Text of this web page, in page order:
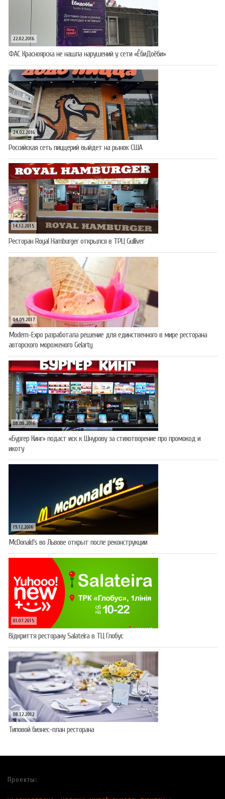
22.02.2016
ФАС Красноярска не нашла нарушений у сети «ЁбиДоёби»
24.02.2016
Российская сеть пиццерий выйдет на рынок США
14.12.2015
Ресторан Royal Hamburger открылся в ТРЦ Gulliver
04.09.2017
Modern-Expo разработала решение для единственного в мире ресторана
авторского мороженого Gelarty
08.08.2016
«Бургер Кинг» подаст иск к Шнурову за стихотворение про промокод и
икоту
19.12.2016
McDonald’s во Львове открыт после реконструкции
01.07.2015
Відкриття ресторану Salateirа в ТЦ Глобус
08.12.2012
Типовой бизнес-план ресторана
Проекты: